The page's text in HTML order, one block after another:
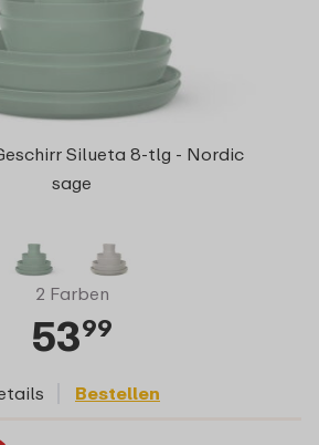
Silueta 8-tlg - Nordic
sage
2 Farben
5399
Bestellen